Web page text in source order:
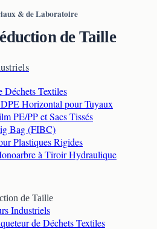
& de Laboratoire
de Taille
Déchets Textiles
Horizontal pour Tuyaux
PE/PP et Sacs Tissés
Bag (FIBC)
Plastiques Rigides
à Tiroir Hydraulique
de Taille
Industriels
de Déchets Textiles